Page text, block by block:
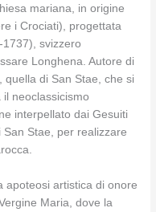
mariana, in origine
i Crociati), progettata
1737), svizzero
Longhena. Autore di
quella di San Stae, che si
neoclassicismo
interpellato dai Gesuiti
San Stae, per realizzare
apoteosi artistica di onore
Maria, dove la